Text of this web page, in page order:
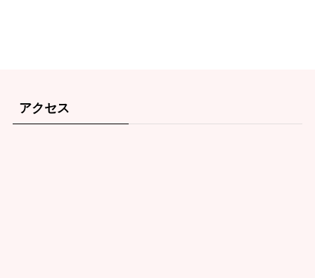
アクセス